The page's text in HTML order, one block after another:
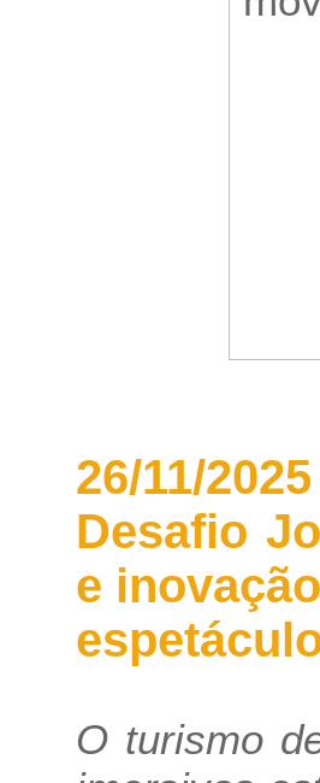
26/11/2025
Desafio
e
O turismo